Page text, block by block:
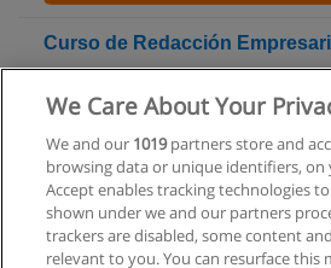
Curso de Redacción
IASE virtual - Instituto Argentino de
Solicita
Curso de Comunicación
IASE - Instituto Argentino de
We Care About Your
We and our 1019partners store and
browsing data or unique identifiers, on
Accept enables tracking technologies
shown under we and our partners
trackers are disabled, some content
relevant to you. You can resurface this